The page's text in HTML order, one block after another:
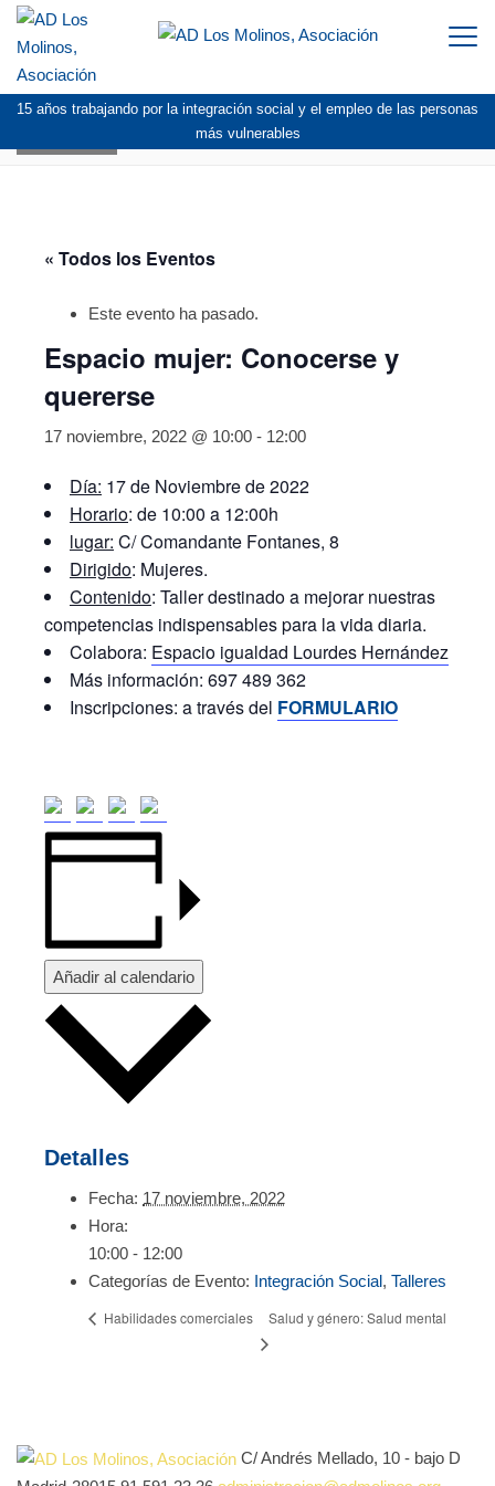
15 años trabajando por la integración social y el empleo de las personas
más vulnerables
« Todos los Eventos
Este evento ha pasado.
Espacio mujer: Conocerse y
quererse
17 noviembre, 2022 @ 10:00 - 12:00
Día: 17 de Noviembre de 2022
Horario: de 10:00 a 12:00h
lugar: C/ Comandante Fontanes, 8
Dirigido: Mujeres.
Contenido: Taller destinado a mejorar nuestras
competencias indispensables para la vida diaria.
Colabora: Espacio igualdad Lourdes Hernández
Más información: 697 489 362
Inscripciones: a través del FORMULARIO
Añadir al calendario
Detalles
Fecha: 17 noviembre, 2022
Hora:
10:00 - 12:00
Categorías de Evento: Integración Social, Talleres
Habilidades comerciales
Salud y género: Salud mental
C/ Andrés Mellado, 10 - bajo D